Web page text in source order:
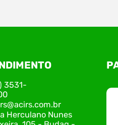
Alto Vale
agosto
e
de
O Polo
de Tecnologia
Conexão
tecnologia da
networking,
apresentação
3531-
Herculano Nunes